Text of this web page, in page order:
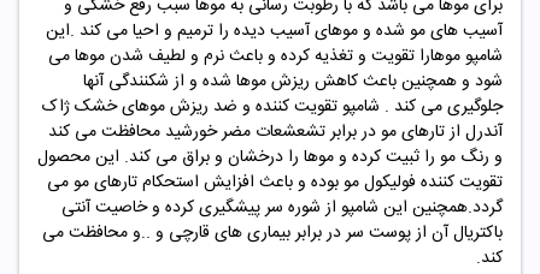
آسیب های مو شده و موهای آسیب دیده را ترمیم و احیا می کند .این
شامپو موهارا تقویت و تغذیه کرده و باعث نرم و لطیف شدن موها می
شود و همچنین باعث کاهش ریزش موها شده و از شکنندگی آنها
جلوگیری می کند . شامپو تقویت کننده و ضد ریزش موهای خشک ژاک
آندرل از تارهای مو در برابر تشعشعات مضر خورشید محافظت می کند
و رنگ مو را ثبیت کرده و موها را درخشان و براق می کند. این محصول
تقویت کننده فولیکول مو بوده و باعث افزایش استحکام تارهای مو می
گردد.همچنین این شامپو از شوره سر پیشگیری کرده و خاصیت آنتی
باکتریال آن از پوست سر در برابر بیماری های قارچی و ..و محافظت می
کند.